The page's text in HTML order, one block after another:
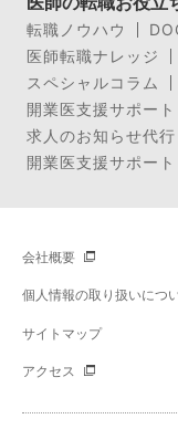
転職ノウハウ
医師転職ナレッジ
スペシャルコラム
開業医支援サポート
求人のお知らせ代行
開業医支援サポー
会社概要
個人情報の取り扱いにつ
サイトマップ
アクセス